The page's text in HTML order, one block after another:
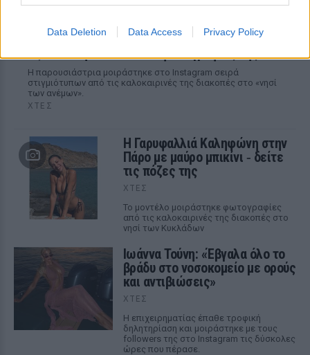
Data Deletion Data Access Privacy Policy
Βάλια Χατζηθεοδώρου: Μπικίνι και βραδινές
έξοδοι στη Μύκονο – Οι φωτογραφίες της
Η παρουσιάστρια μοιράστηκε στο Instagram σειρά
στιγμιότυπων από τις καλοκαιρινές της διακοπές στο «νησί
των ανέμων».
ΧΤΕΣ
Η Γαρυφαλλιά Καληφώνη στην
Πάρο με μαύρο μπικίνι ‑ δείτε
τις πόζες της
ΧΤΕΣ
Το μοντέλο μοιράστηκε φωτογραφίες
από τις καλοκαιρινές της διακοπές στο
νησί των Κυκλάδων
Ιωάννα Τούνη: «Έβγαλα όλο το
βράδυ στο νοσοκομείο με ορούς
και αντιβιώσεις»
ΧΤΕΣ
Η επιχειρηματίας έπαθε τροφική
δηλητηρίαση και μοιράστηκε με τους
followers της στο Instagram τις δύσκολες
ώρες που πέρασε.